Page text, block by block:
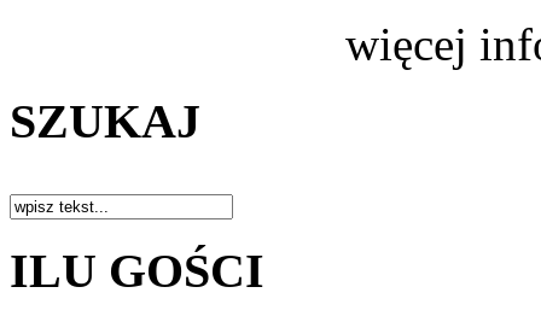
więcej
SZUKAJ
ILU GOŚCI